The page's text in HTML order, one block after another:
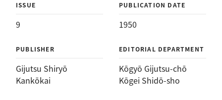
ISSUE
9
PUBLICATION DATE
1950
PUBLISHER
Gijutsu Shiryō
Kankōkai
EDITORIAL DEPARTMENT
Kōgyō Gijutsu-chō
Kōgei Shidō-sho